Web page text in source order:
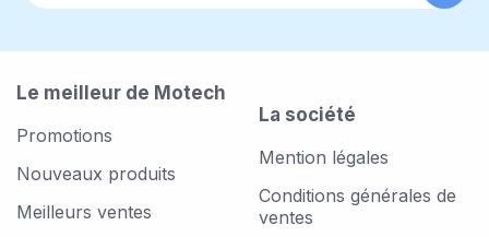
Le meilleur de Motech
Promotions
Nouveaux produits
Meilleurs ventes
La société
Mention légales
Conditions générales de
ventes